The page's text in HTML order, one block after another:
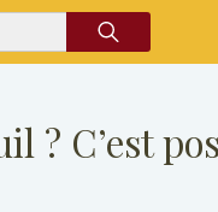
? C’est